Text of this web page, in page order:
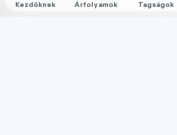
Kezdőknek Árfolyamok Tagságok
Nyilvános